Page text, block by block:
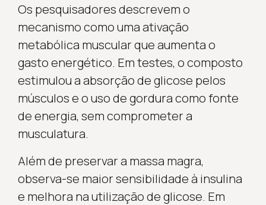
Os pesquisadores descrevem o
mecanismo como uma ativação
metabólica muscular que aumenta o
gasto energético. Em testes, o composto
estimulou a absorção de glicose pelos
músculos e o uso de gordura como fonte
de energia, sem comprometer a
musculatura.
Além de preservar a massa magra,
observa-se maior sensibilidade à insulina
e melhora na utilização de glicose. Em